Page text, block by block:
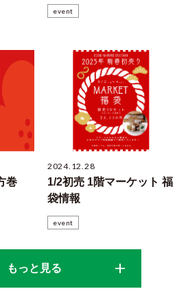
event
巻
2024.12.28
1/2初売 1階マーケット 福
袋情報
event
もっと見る